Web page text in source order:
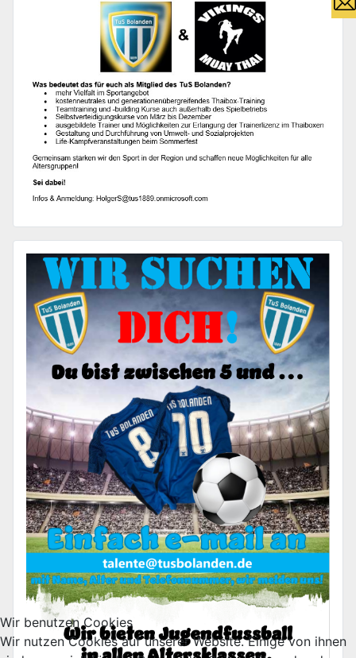
Wir benutzen Cookies
Wir nutzen Cookies auf unserer Website. Einige von ihnen